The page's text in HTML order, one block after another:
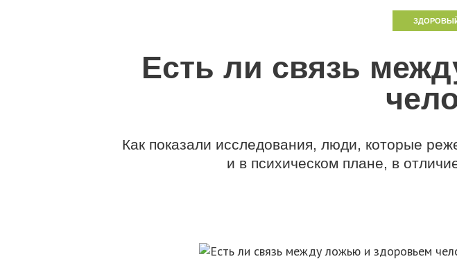
Есть ли связь
Как показали исследования, люди, которые
и в психическом плане, в